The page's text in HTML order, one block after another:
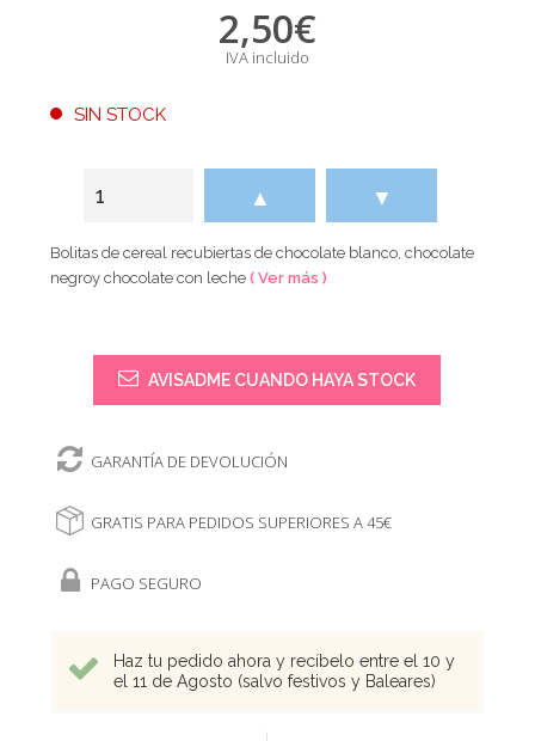
2,50€
IVA incluido
SIN STOCK
▲ ▼
Bolitas de cereal recubiertas de chocolate blanco, chocolate
negroy chocolate con leche( Ver más )
AVISADME CUANDO HAYA STOCK
GARANTÍA DE DEVOLUCIÓN
GRATIS PARA PEDIDOS SUPERIORES A 45€
PAGO SEGURO
Haz tu pedido ahora y recíbelo entre el 10 y
el 11 de Agosto (salvo festivos y Baleares)